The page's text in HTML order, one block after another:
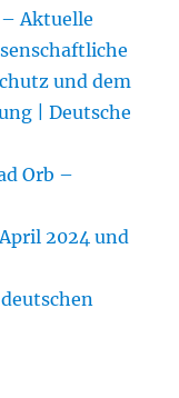
Aktuelle
und dem
| Deutsche
Orb –
2024 und